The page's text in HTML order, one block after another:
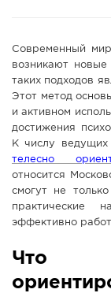
Современный
возникают новые
таких подходов
Этот метод
и активном
достижения
К числу ведущих
телесно
относится
смогут не
практические
эффективно
Что